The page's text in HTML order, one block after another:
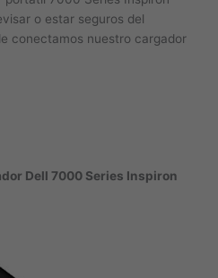
o estar seguros del
conectamos nuestro cargador
Dell 7000 Series Inspiron